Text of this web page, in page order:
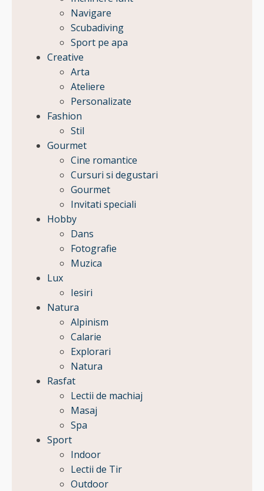
Navigare
Scubadiving
Sport pe apa
Creative
Arta
Ateliere
Personalizate
Fashion
Stil
Gourmet
Cine romantice
Cursuri si degustari
Gourmet
Invitati speciali
Hobby
Dans
Fotografie
Muzica
Lux
Iesiri
Natura
Alpinism
Calarie
Explorari
Natura
Rasfat
Lectii de machiaj
Masaj
Spa
Sport
Indoor
Lectii de Tir
Outdoor